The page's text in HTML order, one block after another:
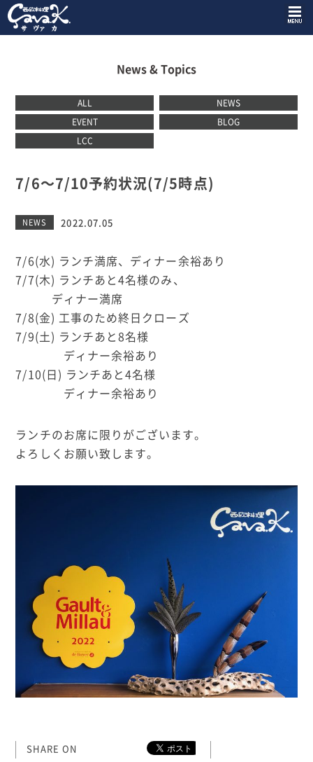
News & Topics
ALL
NEWS
EVENT
BLOG
LCC
7/6〜7/10予約状況(7/5時点)
NEWS 2022.07.05
7/6(水) ランチ満席、ディナー余裕あり
7/7(木) ランチあと4名様のみ、
ディナー満席
7/8(金) 工事のため終日クローズ
7/9(土) ランチあと8名様
ディナー余裕あり
7/10(日) ランチあと4名様
ディナー余裕あり
ランチのお席に限りがございます。
よろしくお願い致します。
SHARE ON